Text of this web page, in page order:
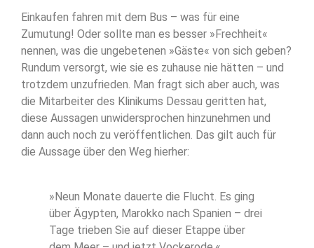
Einkaufen fahren mit dem Bus – was für eine
Zumutung! Oder sollte man es besser »Frechheit«
nennen, was die ungebetenen »Gäste« von sich geben?
Rundum versorgt, wie sie es zuhause nie hätten – und
trotzdem unzufrieden. Man fragt sich aber auch, was
die Mitarbeiter des Klinikums Dessau geritten hat,
diese Aussagen unwidersprochen hinzunehmen und
dann auch noch zu veröffentlichen. Das gilt auch für
die Aussage über den Weg hierher:
»Neun Monate dauerte die Flucht. Es ging
über Ägypten, Marokko nach Spanien – drei
Tage trieben Sie auf dieser Etappe über